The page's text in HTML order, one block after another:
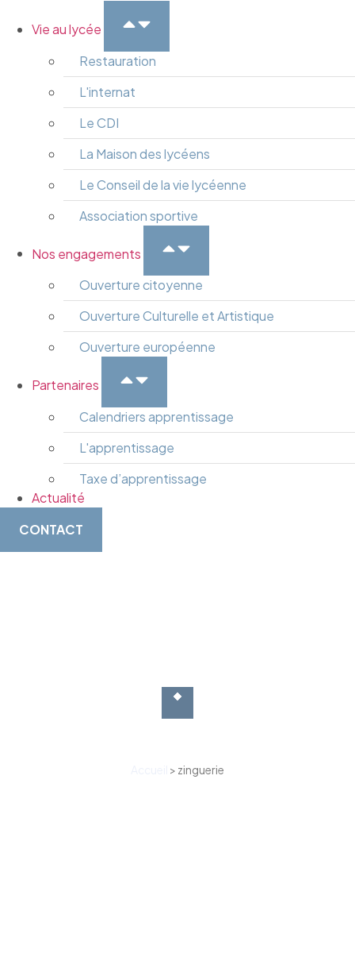
Vie au lycée
Restauration
L'internat
Le CDI
La Maison des lycéens
Le Conseil de la vie lycéenne
Association sportive
Nos engagements
Ouverture citoyenne
Ouverture Culturelle et Artistique
Ouverture européenne
Partenaires
Calendriers apprentissage
L'apprentissage
Taxe d’apprentissage
Actualité
CONTACT
> zinguerie